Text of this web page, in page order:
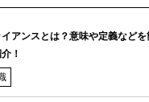
アンスとは？意味や定義などを
！